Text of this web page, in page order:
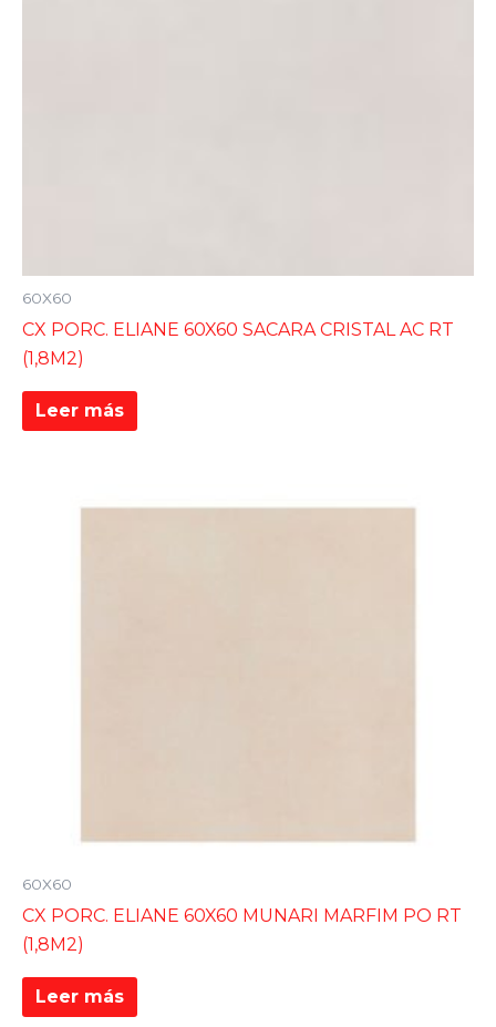
60X60
CX PORC. ELIANE 60X60 SACARA CRISTAL AC RT
(1,8M2)
Leer más
60X60
CX PORC. ELIANE 60X60 MUNARI MARFIM PO RT
(1,8M2)
Leer más